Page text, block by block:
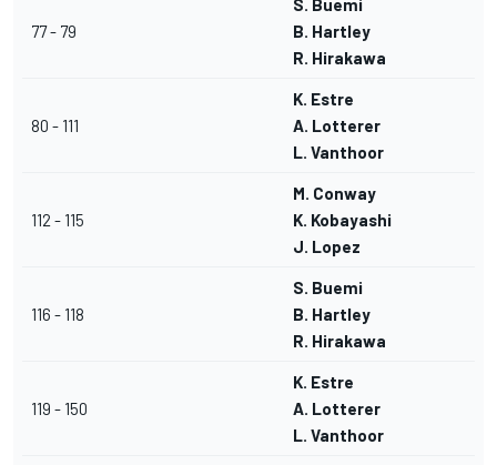
77 - 79
S. Buemi
B. Hartley
R. Hirakawa
80 - 111
K. Estre
A. Lotterer
L. Vanthoor
112 - 115
M. Conway
K. Kobayashi
J. Lopez
116 - 118
S. Buemi
B. Hartley
R. Hirakawa
119 - 150
K. Estre
A. Lotterer
L. Vanthoor